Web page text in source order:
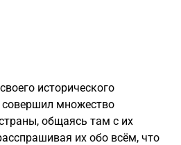
исторического
совершил множество
общаясь там с их
их обо всём, что